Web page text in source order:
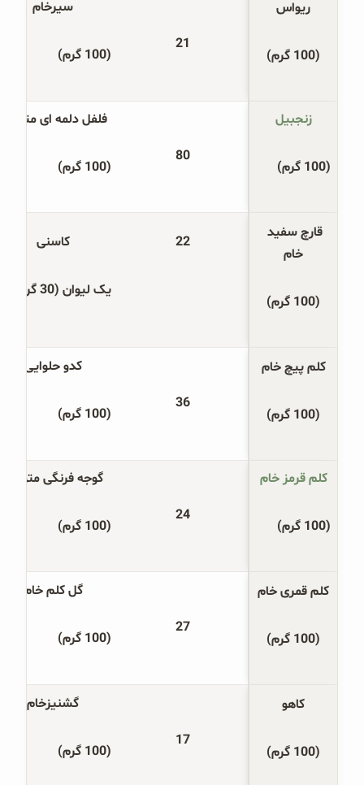
ریواس
(100 گرم)
21
سیرخام
(100 گرم)
زنجبیل
(100 گرم)
80
فلفل دلمه ای
(100 گرم)
خام
(100 گرم)
22 کاسنی
یک لیوان (30 گرم)
کلم پیچ خام
(100 گرم)
36
کدو حلوایی
(100 گرم)
کلم قرمز خام
(100 گرم)
24
گوجه فرنگی متوسط
(100 گرم)
کلم قمری خام
(100 گرم)
27
گل کلم خام
(100 گرم)
کاهو
(100 گرم)
17
گشنیزخام
(100 گرم)